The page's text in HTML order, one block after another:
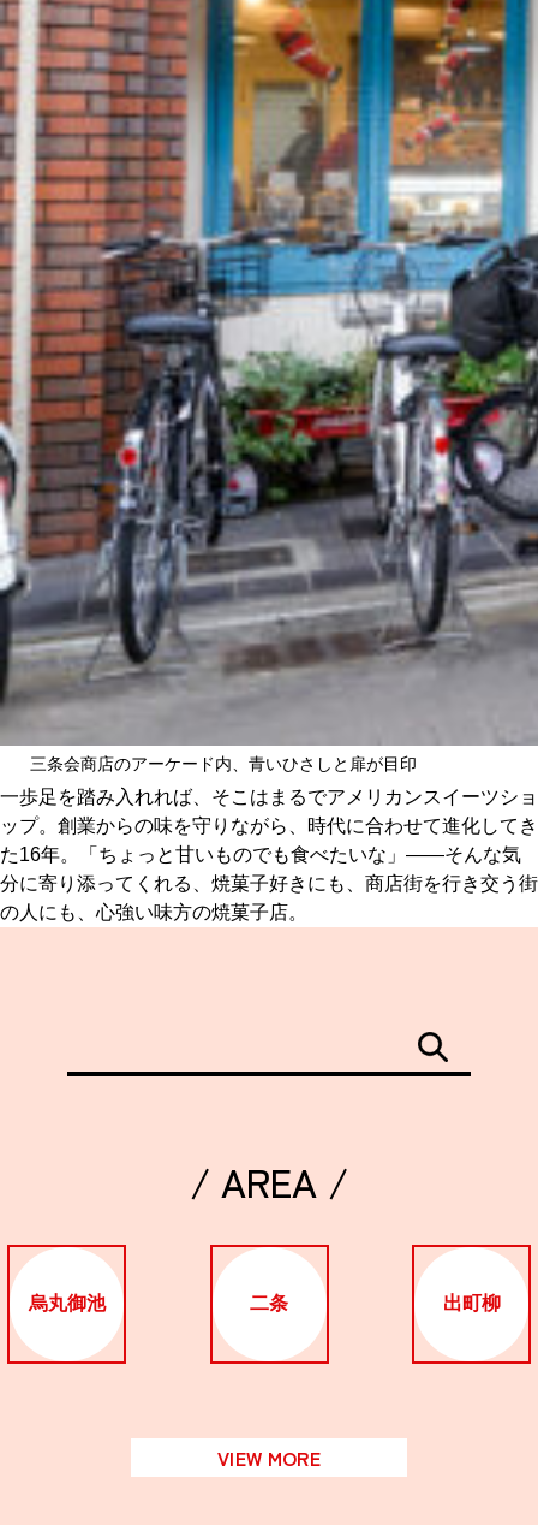
三条会商店のアーケード内、青いひさしと扉が目印
一歩足を踏み入れれば、そこはまるでアメリカンスイーツショ
ップ。創業からの味を守りながら、時代に合わせて進化してき
た16年。「ちょっと甘いものでも食べたいな」――そんな気
分に寄り添ってくれる、焼菓子好きにも、商店街を行き交う街
の人にも、心強い味方の焼菓子店。
/ AREA /
烏丸御池 二条 出町柳
VIEW MORE